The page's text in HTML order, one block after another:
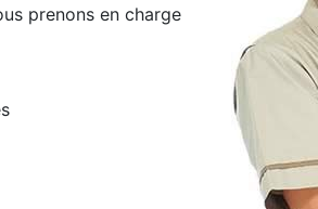
prenons en charge